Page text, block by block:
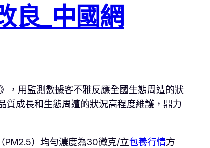
良_中國網
，用監測數據客不雅反應全國生態周遭的狀
成長和生態周遭的狀況高程度維護，鼎力
PM2.5）均勻濃度為30微克/立包養行情方